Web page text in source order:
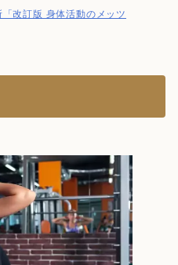
改訂版 身体活動のメッツ